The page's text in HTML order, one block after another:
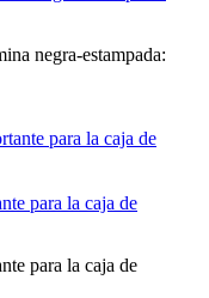
negra-estampada:
para la caja de
para la caja de